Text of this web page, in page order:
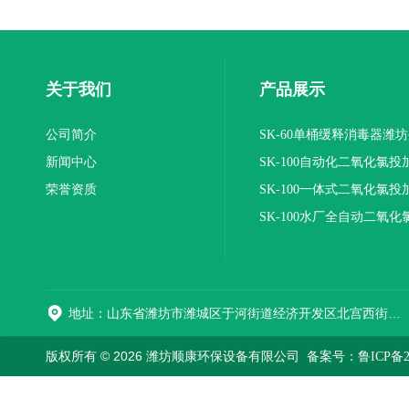
关于我们
公司简介
新闻中心
荣誉资质
产品展示
SK-60单桶缓释消毒器潍
SK-100自动化二氧化氯投
装置
SK-100一体式二氧化氯投
报价
SK-100水厂全自动二氧化
版权所有 © 2026 潍坊顺康环保设备有限公司 备案号：鲁ICP备